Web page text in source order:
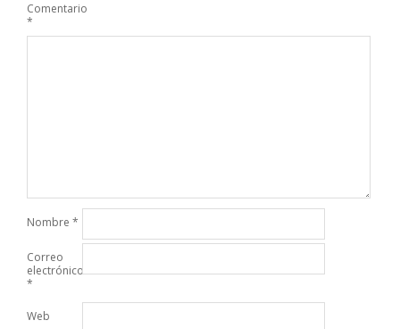
Comentario
*
Nombre *
Correo
electrónico
*
Web